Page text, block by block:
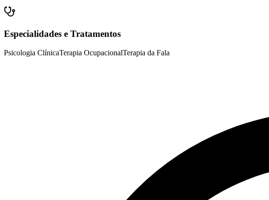
Especialidades e Tratamentos
Psicologia ClínicaTerapia OcupacionalTerapia da Fala